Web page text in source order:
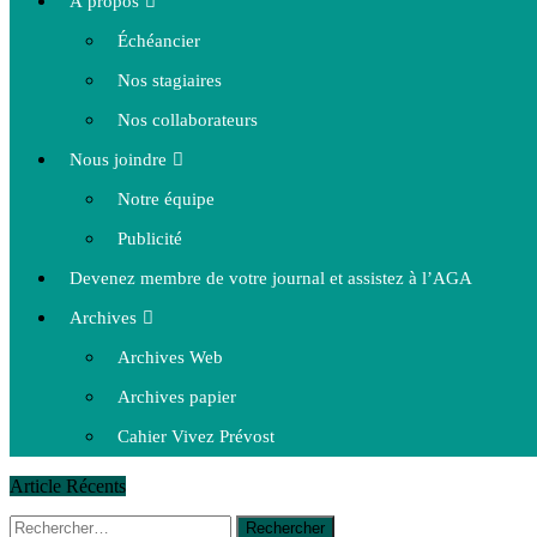
Échéancier
Nos stagiaires
Nos collaborateurs
Nous joindre
Notre équipe
Publicité
Devenez membre de votre journal et assistez à l’AGA
Archives
Archives Web
Archives papier
Cahier Vivez Prévost
Article Récents
14 octobre 2015
La course de boîtes à savon du club
Rechercher :